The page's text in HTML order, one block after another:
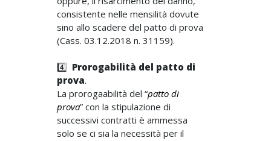
consistente nelle mensilità dovute
sino allo scadere del patto di prova
(Cass. 03.12.2018 n. 31159).
4️⃣ Prorogabilità del patto di
prova.
La prorogaabilità del “patto di
prova” con la stipulazione di
successivi contratti è ammessa
solo se ci sia la necessità per il